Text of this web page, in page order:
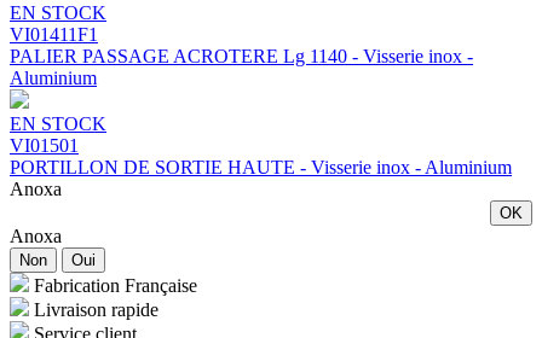
EN STOCK
VI01411F1
PALIER PASSAGE ACROTERE Lg 1140 - Visserie inox -
Aluminium
EN STOCK
VI01501
PORTILLON DE SORTIE HAUTE - Visserie inox - Aluminium
Anoxa
OK
Anoxa
Non Oui
Fabrication Française
Livraison rapide
Service client